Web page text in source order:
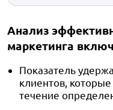
Анализ
маркетинга
Показатель
клиентов,
течение